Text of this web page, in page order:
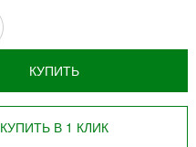
КУПИТЬ
КУПИТЬ В 1 КЛИК